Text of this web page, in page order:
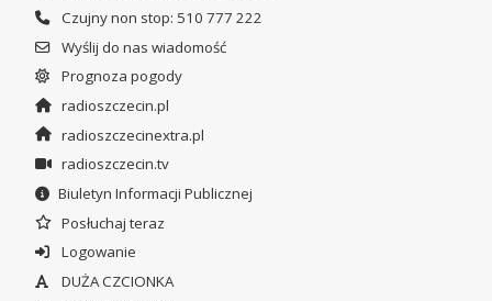
Czujny non stop: 510 777 222
Wyślij do nas wiadomość
Prognoza pogody
radioszczecin.pl
radioszczecinextra.pl
radioszczecin.tv
Biuletyn Informacji Publicznej
Posłuchaj teraz
Logowanie
DUŻA CZCIONKA